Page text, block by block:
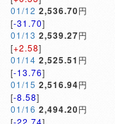
01/12 2,536.70円
[-31.70]
01/13 2,539.27円
[+2.58]
01/14 2,525.51 円
[-13.76]
01/15 2,516.94円
[-8.58]
01/16 2,494.20円
[-22.74]